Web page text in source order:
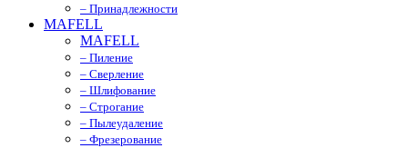
– Принадлежности
MAFELL
MAFELL
– Пиление
– Сверление
– Шлифование
– Строгание
– Пылеудаление
– Фрезерование